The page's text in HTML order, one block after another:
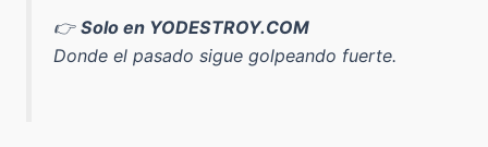
👉Solo en YODESTROY.COM
Donde el pasado sigue golpeando fuerte.